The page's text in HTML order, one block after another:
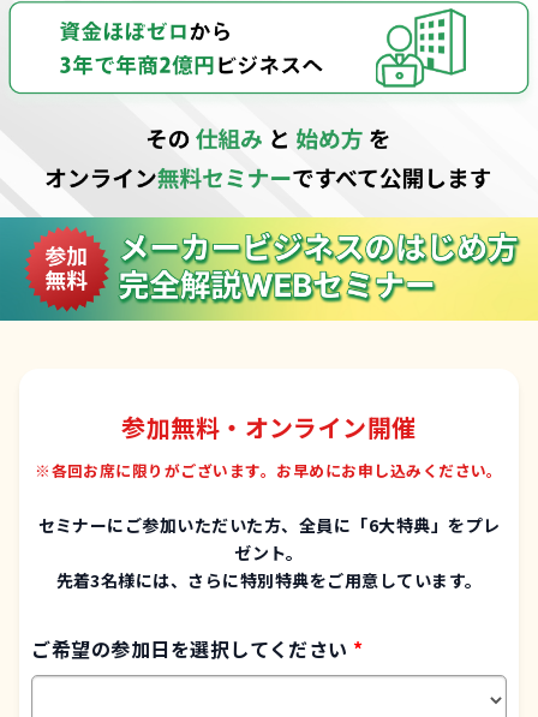
参加無料・オンライン開催
※各回お席に限りがございます。お早めにお申し込みください。
セミナーにご参加いただいた方、全員に「6大特典」をプレ
ゼント。
先着3名様には、さらに特別特典をご用意しています。
ご希望の参加日を選択してください